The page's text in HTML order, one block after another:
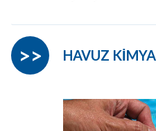
HAVUZ
>>